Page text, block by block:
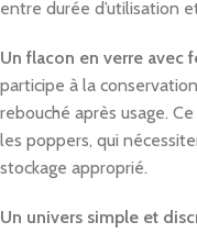
entre durée d’utilisation
Un flacon en verre avec
participe à la
rebouché après usage.
les poppers, qui
stockage approprié.
Un univers simple et